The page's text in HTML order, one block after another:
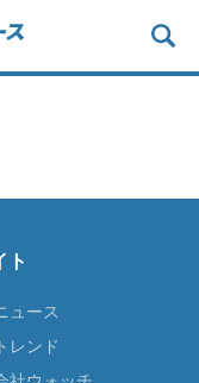
ト
ュース
レンド